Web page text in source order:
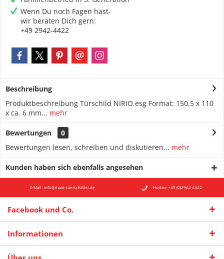
Wenn Du noch Fagen hast-
wir beraten Dich gern:
+49 2942-4422
Beschreibung
Produktbeschreibung Türschild NIRIO.esg Format: 150,5 x 110
x ca. 6 mm... mehr
Bewertungen
0
Bewertungen lesen, schreiben und diskutieren... mehr
Kunden haben sich ebenfalls angesehen
E-Mail : info@maas-tuerschilder.de Hotline +49 (0)2942 4422
Facebook und Co.
Informationen